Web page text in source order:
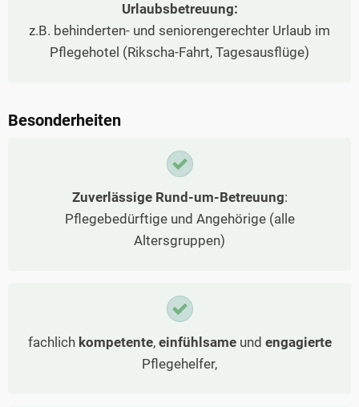
Urlaubsbetreuung:
z.B. behinderten- und seniorengerechter Urlaub im
Pflegehotel (Rikscha-Fahrt, Tagesausflüge)
Besonderheiten
Zuverlässige Rund-um-Betreuung:
Pflegebedürftige und Angehörige (alle
Altersgruppen)
fachlich kompetente, einfühlsameund engagierte
Pflegehelfer,